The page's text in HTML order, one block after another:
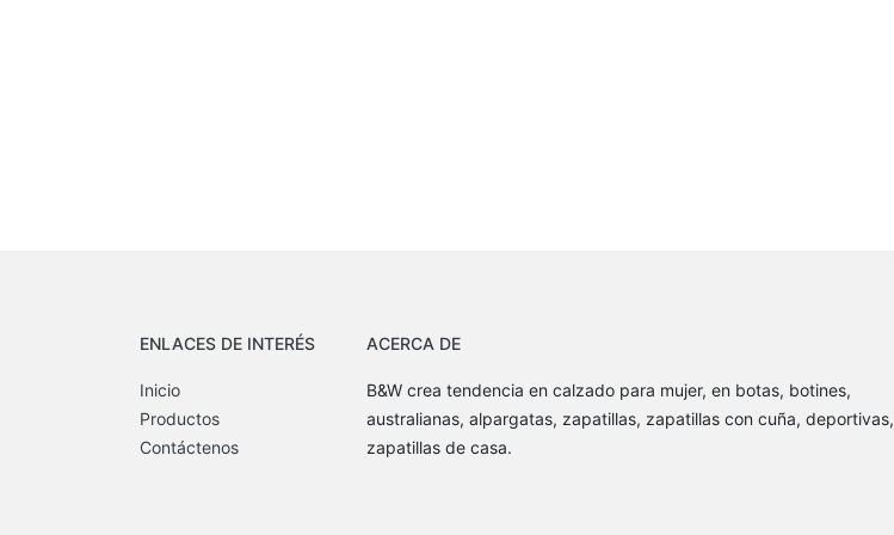
ENLACES DE INTERÉS
Inicio
Productos
Contáctenos
ACERCA DE
B&W crea tendencia en calzado para mujer, en botas, botines,
australianas, alpargatas, zapatillas, zapatillas con cuña, deportivas,
zapatillas de casa.